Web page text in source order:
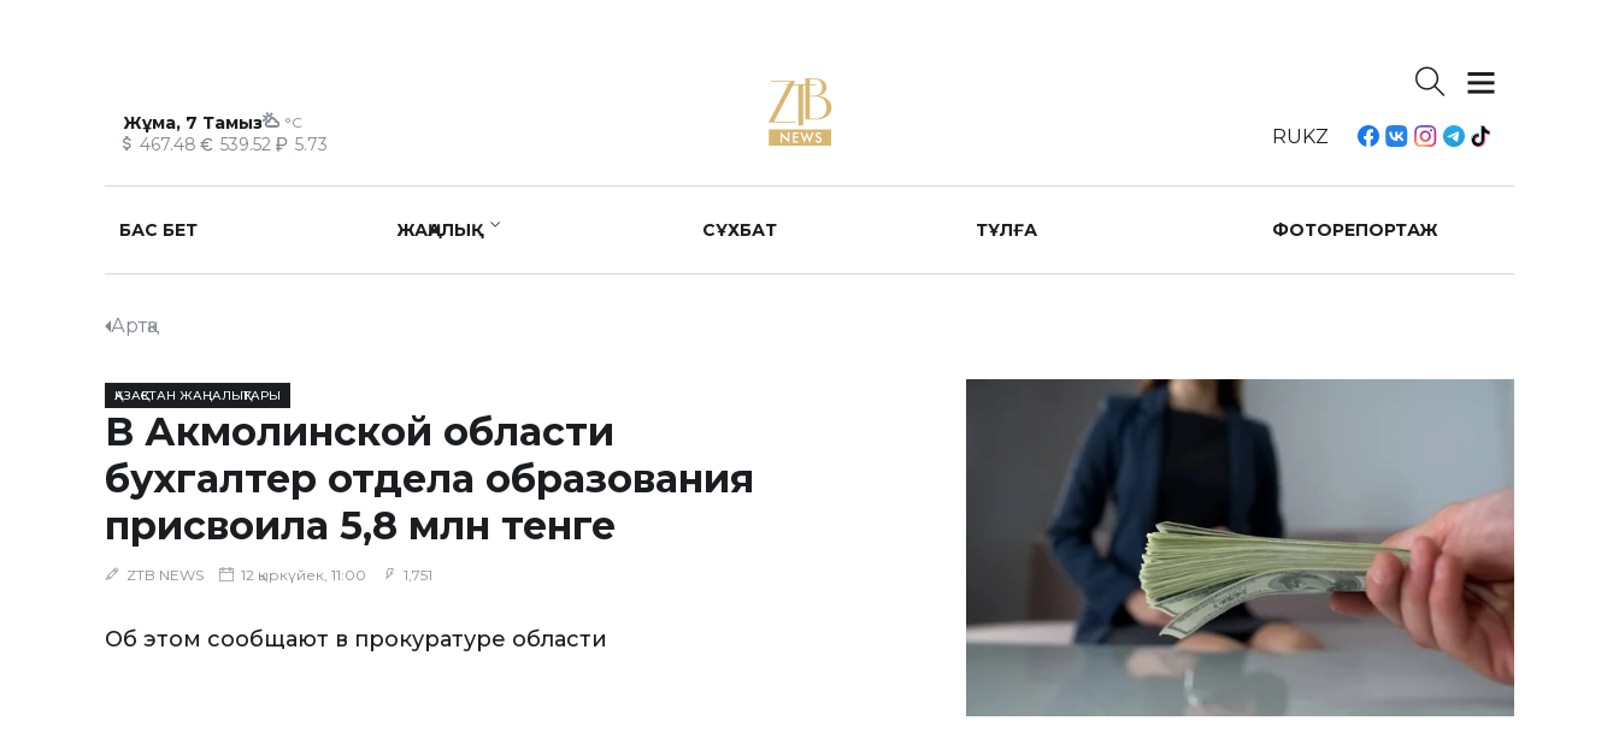
Жұма, 7 Тамыз °C
467.48 539.52 5.73 RUKZ
БАС БЕТ ЖАҢАЛЫҚ СҰХБАТ ТҰЛҒА ФОТОРЕПОРТАЖ
Артқа
ҚАЗАҚСТАН ЖАҢАЛЫҚТАРЫ
В Акмолинской области
бухгалтер отдела образования
присвоила 5,8 млн тенге
ZTB NEWS 12 қыркүйек, 11:00 1,751
Об этом сообщают в прокуратуре области